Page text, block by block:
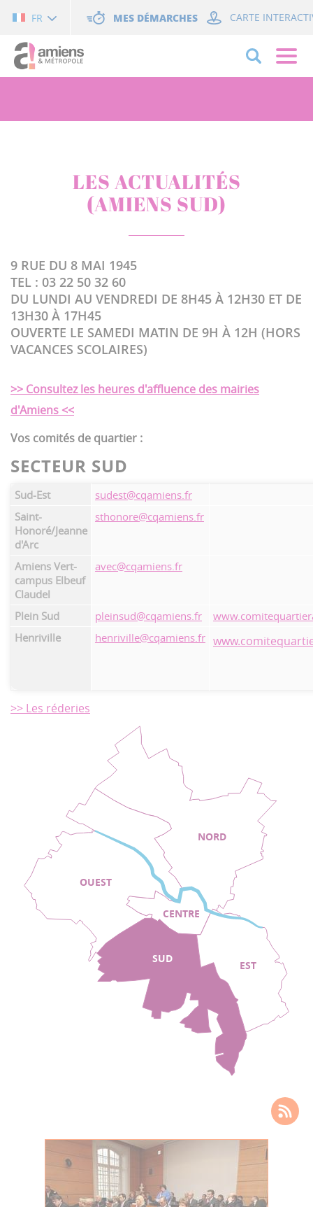
FR MES DÉMARCHES CARTE
LES ACTUALITÉS
(AMIENS SUD)
9 RUE DU 8 MAI 1945
TEL : 03 22 50 32 60
DU LUNDI AU VENDREDI DE 8H45 À 12H30 ET DE
13H30 À 17H45
OUVERTE LE SAMEDI MATIN DE 9H À 12H (HORS
VACANCES SCOLAIRES)
>> Consultez les heures d'affluence des mairies
d'Amiens <<
Vos comités de quartier :
SECTEUR SUD
Sud-Est
sudest@cqamiens.fr
Saint-
Honoré/Jeanne
d'Arc
sthonore@cqamiens.fr
Amiens Vert-
campus Elbeuf
Claudel
avec@cqamiens.fr
Plein Sud pleinsud@cqamiens.fr
Henriville
henriville@cqamiens.fr
>> Les réderies
CENTRE
NORD
OUEST
SUD
EST